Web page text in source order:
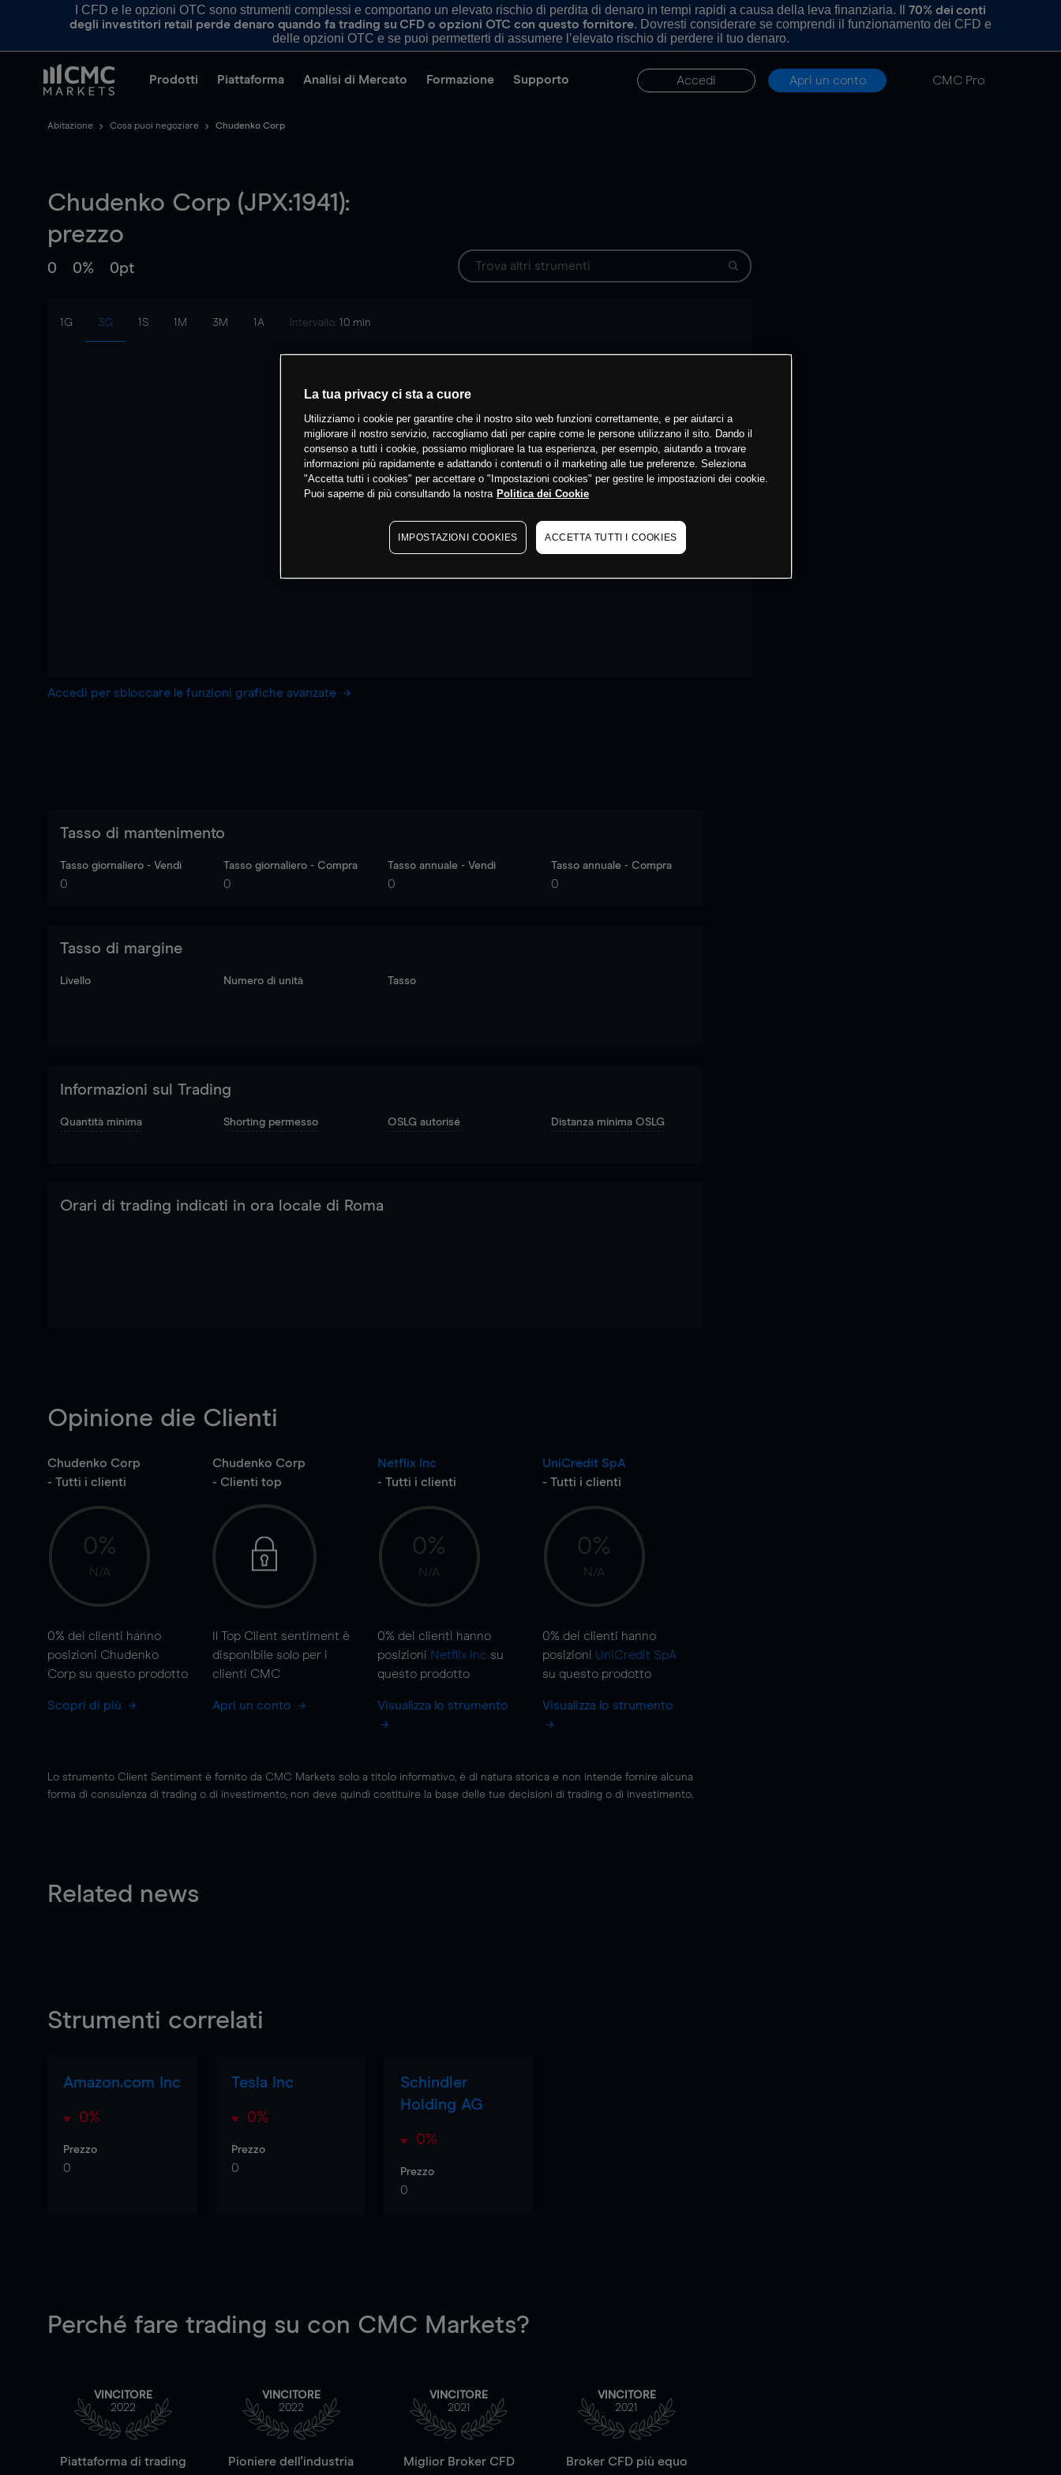
I CFD e le opzioni OTC sono strumenti complessi e comportano un elevato rischio di perdita di denaro in tempi rapidi a causa della leva finanziaria. Il 70% dei conti
degli investitori retail perde denaro quando fa trading su CFD o opzioni OTC con questo fornitore. Dovresti considerare se comprendi il funzionamento dei CFD e
delle opzioni OTC e se puoi permetterti di assumere l’elevato rischio di perdere il tuo denaro.
Prodotti Piattaforma Analisi di Mercato Formazione Supporto Accedi Apri un conto CMC Pro
Abitazione Cosa puoi negoziare Chudenko Corp
Chudenko Corp (JPX:1941):
prezzo
0 0% 0pt
1G 3G 1S 1M 3M 1A Intervallo: 10 min
Accedi per sbloccare le funzioni grafiche avanzate
Tasso di mantenimento
Tasso giornaliero - Vendi
0
Tasso giornaliero - Compra
0
Tasso annuale - Vendi
0
Tasso annuale - Compra
0
Tasso di margine
Livello Numero di unità Tasso
Informazioni sul Trading
Quantità minima Shorting permesso OSLG autorisé Distanza minima OSLG
Orari di trading indicati in ora locale di Roma
Opinione die Clienti
Chudenko Corp
- Tutti i clienti
0%
N/A
0% dei clienti hanno
posizioni Chudenko
Corp su questo prodotto
Scopri di più
Chudenko Corp
- Clienti top
Il Top Client sentiment è
disponibile solo per i
clienti CMC
Apri un conto
Netflix Inc
- Tutti i clienti
0%
N/A
0% dei clienti hanno
posizioni Netflix Inc su
questo prodotto
Visualizza lo strumento
UniCredit SpA
- Tutti i clienti
0%
N/A
0% dei clienti hanno
posizioni UniCredit SpA
su questo prodotto
Visualizza lo strumento
Lo strumento Client Sentiment è fornito da CMC Markets solo a titolo informativo, è di natura storica e non intende fornire alcuna
forma di consulenza di trading o di investimento; non deve quindi costituire la base delle tue decisioni di trading o di investimento.
Related news
Strumenti correlati
Amazon.com Inc
0%
Prezzo
0
Tesla Inc
0%
Prezzo
0
Schindler
Holding AG
0%
Prezzo
0
Perché fare trading su con CMC Markets?
VINCITORE
2022
Piattaforma di trading
VINCITORE
2022
Pioniere dell'industria
VINCITORE
2021
Miglior Broker CFD
VINCITORE
2021
Broker CFD più equo
La tua privacy ci sta a cuore
Utilizziamo i cookie per garantire che il nostro sito web funzioni correttamente, e per aiutarci a
migliorare il nostro servizio, raccogliamo dati per capire come le persone utilizzano il sito. Dando il
consenso a tutti i cookie, possiamo migliorare la tua esperienza, per esempio, aiutando a trovare
informazioni più rapidamente e adattando i contenuti o il marketing alle tue preferenze. Seleziona
"Accetta tutti i cookies" per accettare o "Impostazioni cookies" per gestire le impostazioni dei cookie.
Puoi saperne di più consultando la nostra Politica dei Cookie
IMPOSTAZIONI COOKIES ACCETTA TUTTI I COOKIES